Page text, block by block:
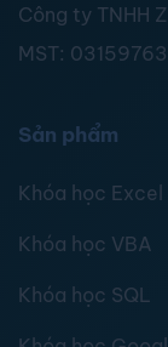
Công ty TNHH
MST:
Sản phẩm
Khóa học Excel
Khóa học VBA
Khóa học SQL